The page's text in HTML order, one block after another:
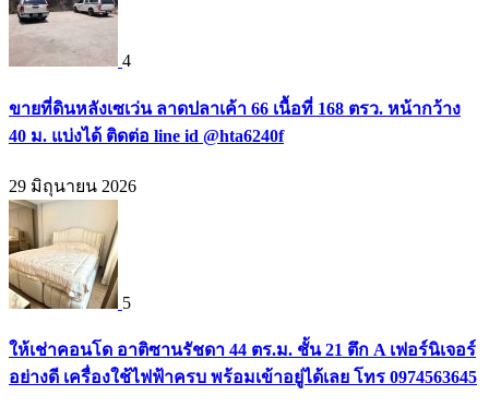
4
ขายที่ดินหลังเซเว่น ลาดปลาเค้า 66 เนื้อที่ 168 ตรว. หน้ากว้าง
40 ม. แบ่งได้ ติดต่อ line id @hta6240f
29 มิถุนายน 2026
5
ให้เช่าคอนโด อาติซานรัชดา 44 ตร.ม. ชั้น 21 ตึก A เฟอร์นิเจอร์
อย่างดี เครื่องใช้ไฟฟ้าครบ พร้อมเข้าอยู่ได้เลย โทร 0974563645